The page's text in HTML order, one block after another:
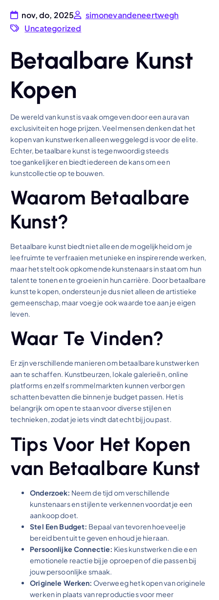
nov, do, 2025
simonevandeneertwegh
Uncategorized
Betaalbare Kunst
Kopen
De wereld van kunst is vaak omgeven door een aura van
exclusiviteit en hoge prijzen. Veel mensen denken dat het
kopen van kunstwerken alleen weggelegd is voor de elite.
Echter, betaalbare kunst is tegenwoordig steeds
toegankelijker en biedt iedereen de kans om een
kunstcollectie op te bouwen.
Waarom Betaalbare
Kunst?
Betaalbare kunst biedt niet alleen de mogelijkheid om je
leefruimte te verfraaien met unieke en inspirerende werken,
maar het stelt ook opkomende kunstenaars in staat om hun
talent te tonen en te groeien in hun carrière. Door betaalbare
kunst te kopen, ondersteun je dus niet alleen de artistieke
gemeenschap, maar voeg je ook waarde toe aan je eigen
leven.
Waar Te Vinden?
Er zijn verschillende manieren om betaalbare kunstwerken
aan te schaffen. Kunstbeurzen, lokale galerieën, online
platforms en zelfs rommelmarkten kunnen verborgen
schatten bevatten die binnen je budget passen. Het is
belangrijk om open te staan voor diverse stijlen en
technieken, zodat je iets vindt dat echt bij jou past.
Tips Voor Het Kopen
van Betaalbare Kunst
Onderzoek: Neem de tijd om verschillende
kunstenaars en stijlen te verkennen voordat je een
aankoop doet.
Stel Een Budget: Bepaal van tevoren hoeveel je
bereid bent uit te geven en houd je hieraan.
Persoonlijke Connectie: Kies kunstwerken die een
emotionele reactie bij je oproepen of die passen bij
jouw persoonlijke smaak.
Originele Werken: Overweeg het kopen van originele
werken in plaats van reproducties voor meer